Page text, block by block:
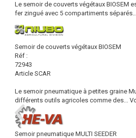
Le semoir de couverts végétaux BIOSEM
fer zingué avec 5 compartiments
Semoir de couverts végétaux BIOSEM
Réf :
72943
Article SCAR
Le semoir pneumatique à petites graine
différents outils agricoles comme des...
Semoir pneumatique MULTI SEEDER